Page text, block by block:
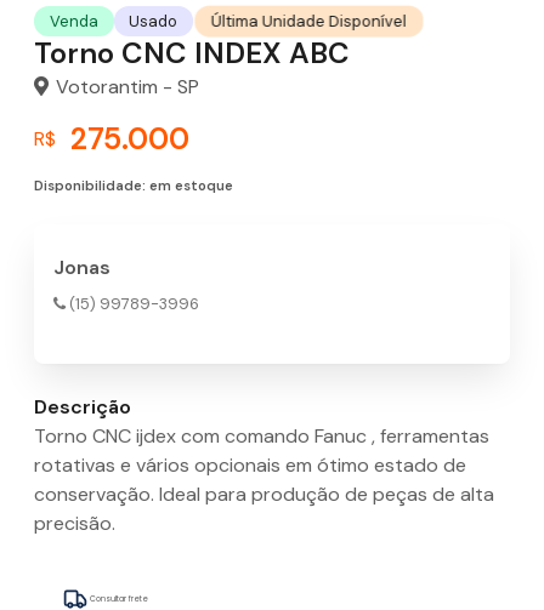
Venda Usado Última Unidade Disponível
Torno CNC INDEX ABC
Votorantim - SP
R$ 275.000
Disponibilidade: em estoque
Jonas
(15) 99789-3996
Descrição
Torno CNC ijdex com comando Fanuc , ferramentas
rotativas e vários opcionais em ótimo estado de
conservação. Ideal para produção de peças de alta
precisão.
Consultar frete